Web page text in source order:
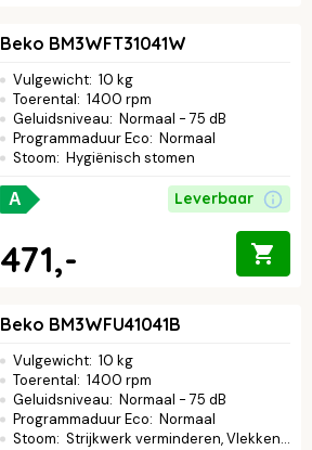
Beko BM3WFT31041W
Vulgewicht: 10 kg
Toerental: 1400 rpm
Geluidsniveau: Normaal - 75 dB
Programmaduur Eco: Normaal
Stoom: Hygiënisch stomen
A Leverbaar
471,-
Beko BM3WFU41041B
Vulgewicht: 10 kg
Toerental: 1400 rpm
Geluidsniveau: Normaal - 75 dB
Programmaduur Eco: Normaal
Stoom: Strijkwerk verminderen, Vlekken verwijderen met stoom